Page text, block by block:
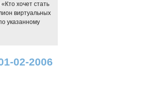
хочет стать
виртуальных
указанному
02-2006